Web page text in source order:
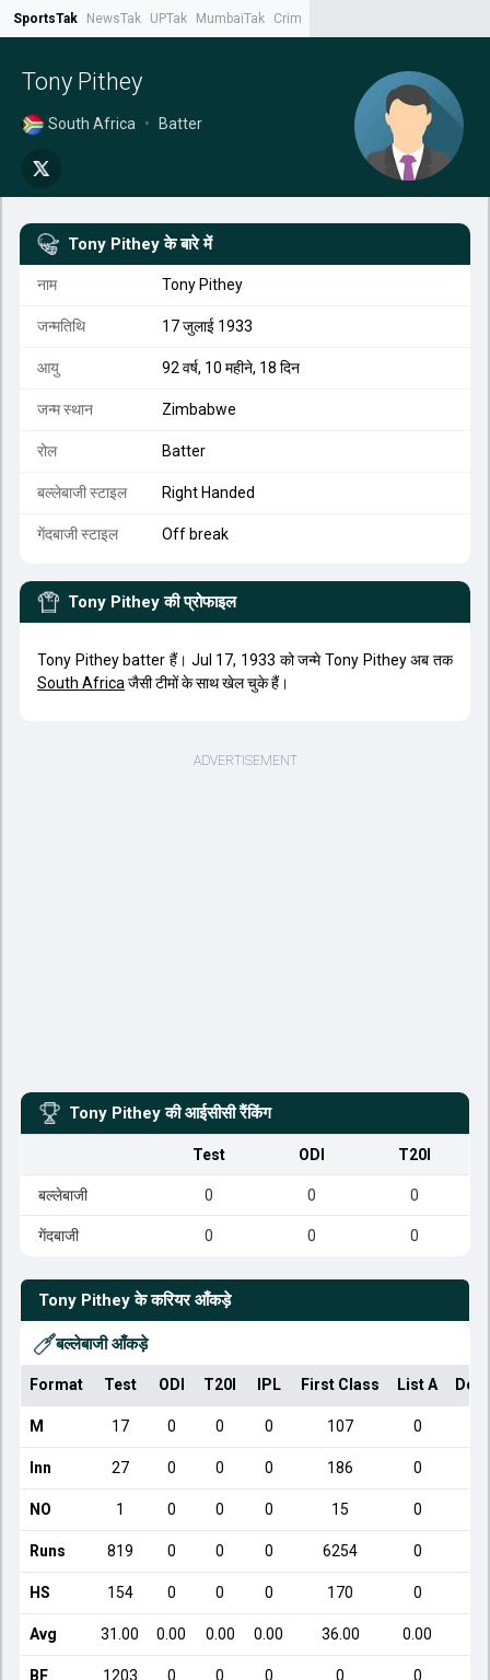
SportsTak NewsTak UPTak MumbaiTak CrimeTak
Tony Pithey
South Africa • Batter
Tony Pithey के बारे में
नाम Tony Pithey
जन्मतिथि 17 जुलाई 1933
आयु 92 वर्ष, 10 महीने, 18 दिन
जन्म स्थान Zimbabwe
रोल Batter
बल्लेबाजी स्टाइल Right Handed
गेंदबाजी स्टाइल Off break
Tony Pithey की प्रोफाइल
Tony Pithey batter हैं। Jul 17, 1933 को जन्मे Tony Pithey अब तक
South Africa जैसी टीमों के साथ खेल चुके हैं।
Tony Pithey की आईसीसी रैंकिंग
Test ODI T20I
बल्लेबाजी 0 0 0
गेंदबाजी 0 0 0
Tony Pithey के करियर आँकड़े
बल्लेबाजी आँकड़े
Format Test ODI T20I IPL First Class List A
M 17 0 0 0 107 0
Inn 27 0 0 0 186 0
NO 1 0 0 0 15 0
Runs 819 0 0 0 6254 0
HS 154 0 0 0 170 0
Avg 31.00 0.00 0.00 0.00 36.00 0.00
BF 1203 0 0 0 0 0